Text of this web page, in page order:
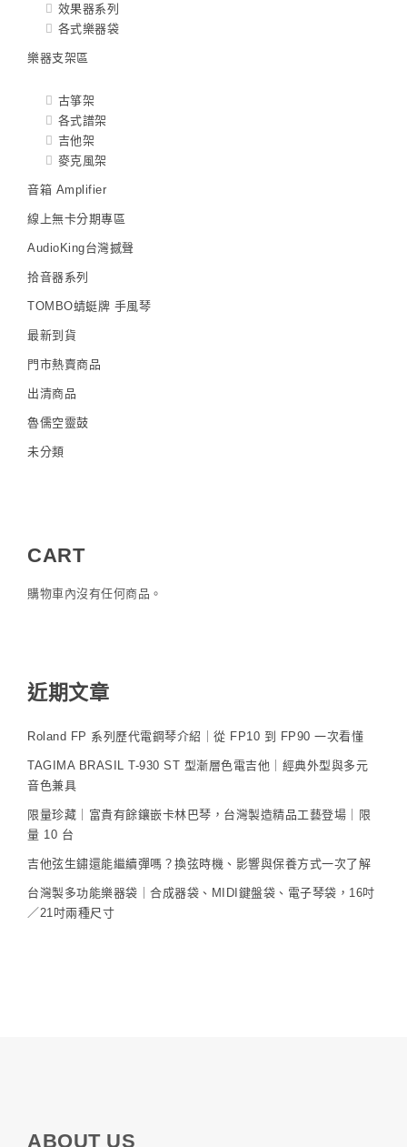
效果器系列
各式樂器袋
樂器支架區
古箏架
各式譜架
吉他架
麥克風架
音箱 Amplifier
線上無卡分期專區
AudioKing台灣撼聲
拾音器系列
TOMBO蜻蜓牌 手風琴
最新到貨
門市熱賣商品
出清商品
魯儒空靈鼓
未分類
CART
購物車內沒有任何商品。
近期文章
Roland FP 系列歷代電鋼琴介紹｜從 FP10 到 FP90 一次看懂
TAGIMA BRASIL T-930 ST 型漸層色電吉他｜經典外型與多元
音色兼具
限量珍藏｜富貴有餘鑲嵌卡林巴琴，台灣製造精品工藝登場｜限
量 10 台
吉他弦生鏽還能繼續彈嗎？換弦時機、影響與保養方式一次了解
台灣製多功能樂器袋｜合成器袋、MIDI鍵盤袋、電子琴袋，16吋
／21吋兩種尺寸
ABOUT US